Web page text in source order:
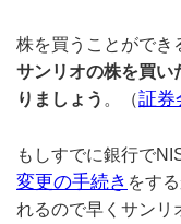
株を買うことができ
サンリオの株を買い
りましょう 。（証券
もしすでに銀行で
変更の手続き をす
れるので早くサンリ